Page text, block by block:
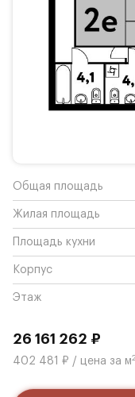
Общая площадь
Жилая площадь
Площадь кухни
Корпус
Этаж
26 161 262 ₽
402 481 ₽ / цена за м2